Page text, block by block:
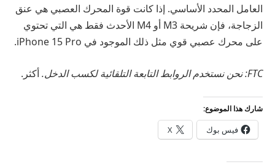
العامل المحدد الأساسي. إذا كانت قوة المحرك العصبي هي عنق
الزجاجة، فإن شريحة M3 أو M4 الأحدث فقط هي التي تحتوي
على محرك عصبي قوي مثل ذلك الموجود في iPhone 15 Pro.
FTC: نحن نستخدم الروابط التابعة التلقائية لكسب الدخل. أكثر.
شارك هذا الموضوع:
فيس بوك X